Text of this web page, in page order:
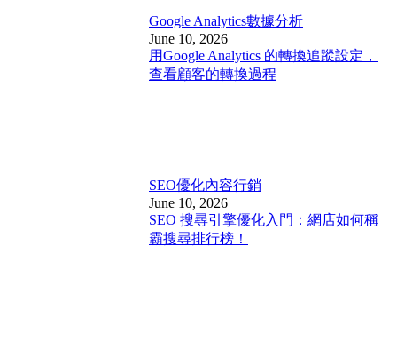
Google Analytics數據分析
June 10, 2026
用Google Analytics 的轉換追蹤設定，
查看顧客的轉換過程
SEO優化內容行銷
June 10, 2026
SEO 搜尋引擎優化入門：網店如何稱
霸搜尋排行榜！